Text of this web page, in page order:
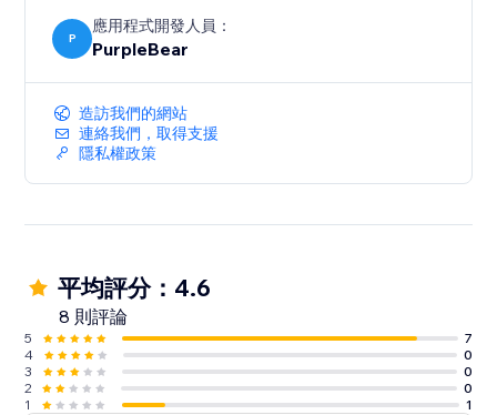
P
應用程式開發人員：
PurpleBear
造訪我們的網站
連絡我們，取得支援
隱私權政策
平均評分：4.6
8 則評論
5
7
4
0
3
0
2
0
1
1